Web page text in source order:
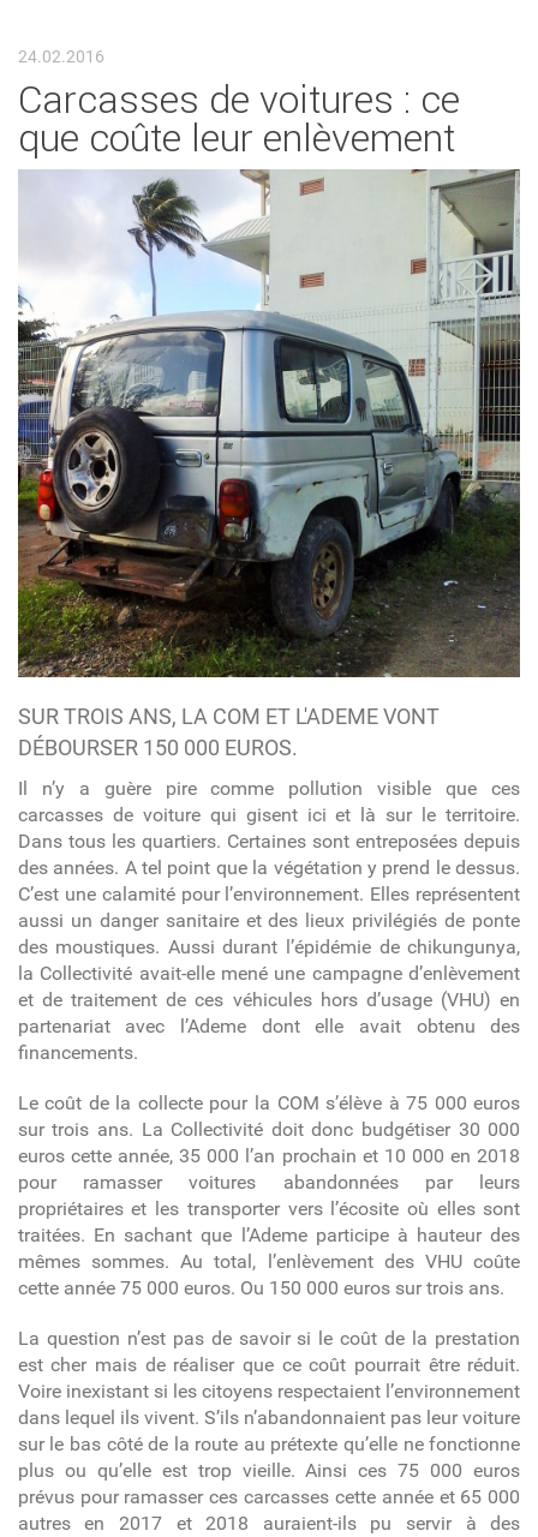
24.02.2016
Carcasses de voitures : ce
que coûte leur enlèvement
SUR TROIS ANS, LA COM ET L'ADEME VONT
DÉBOURSER 150 000 EUROS.
Il n’y a guère pire comme pollution visible que ces
carcasses de voiture qui gisent ici et là sur le territoire.
Dans tous les quartiers. Certaines sont entreposées depuis
des années. A tel point que la végétation y prend le dessus.
C’est une calamité pour l’environnement. Elles représentent
aussi un danger sanitaire et des lieux privilégiés de ponte
des moustiques. Aussi durant l’épidémie de chikungunya,
la Collectivité avait-elle mené une campagne d’enlèvement
et de traitement de ces véhicules hors d’usage (VHU) en
partenariat avec l’Ademe dont elle avait obtenu des
financements.
Le coût de la collecte pour la COM s’élève à 75 000 euros
sur trois ans. La Collectivité doit donc budgétiser 30 000
euros cette année, 35 000 l’an prochain et 10 000 en 2018
pour ramasser voitures abandonnées par leurs
propriétaires et les transporter vers l’écosite où elles sont
traitées. En sachant que l’Ademe participe à hauteur des
mêmes sommes. Au total, l’enlèvement des VHU coûte
cette année 75 000 euros. Ou 150 000 euros sur trois ans.
La question n’est pas de savoir si le coût de la prestation
est cher mais de réaliser que ce coût pourrait être réduit.
Voire inexistant si les citoyens respectaient l’environnement
dans lequel ils vivent. S’ils n’abandonnaient pas leur voiture
sur le bas côté de la route au prétexte qu’elle ne fonctionne
plus ou qu’elle est trop vieille. Ainsi ces 75 000 euros
prévus pour ramasser ces carcasses cette année et 65 000
autres en 2017 et 2018 auraient-ils pu servir à des